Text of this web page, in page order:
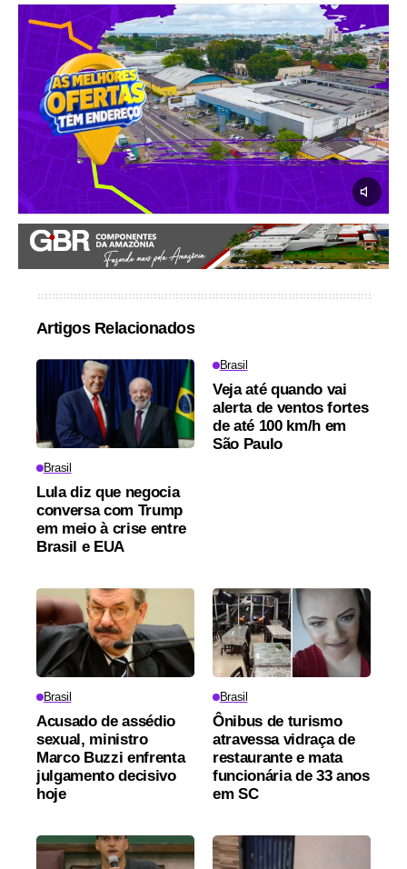
Artigos Relacionados
Brasil
Lula diz que negocia
conversa com Trump
em meio à crise entre
Brasil e EUA
Brasil
Veja até quando vai
alerta de ventos fortes
de até 100 km/h em
São Paulo
Brasil
Acusado de assédio
sexual, ministro
Marco Buzzi enfrenta
julgamento decisivo
hoje
Brasil
Ônibus de turismo
atravessa vidraça de
restaurante e mata
funcionária de 33 anos
em SC